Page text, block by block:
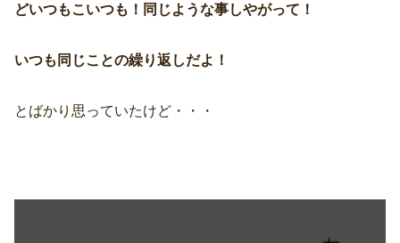
どいつもこいつも！同じような事しやがって！
いつも同じことの繰り返しだよ！
とばかり思っていたけど・・・